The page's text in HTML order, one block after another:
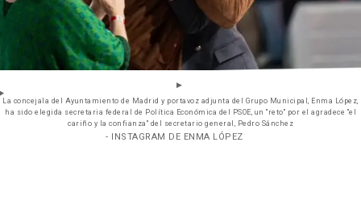
La concejala del Ayuntamiento de Madrid y portavoz adjunta del Grupo Municipal, Enma López,
ha sido elegida secretaria federal de Política Económica del PSOE, un "reto" por el agradece "el
cariño y la confianza" del secretario general, Pedro Sánchez
- INSTAGRAM DE ENMA LÓPEZ